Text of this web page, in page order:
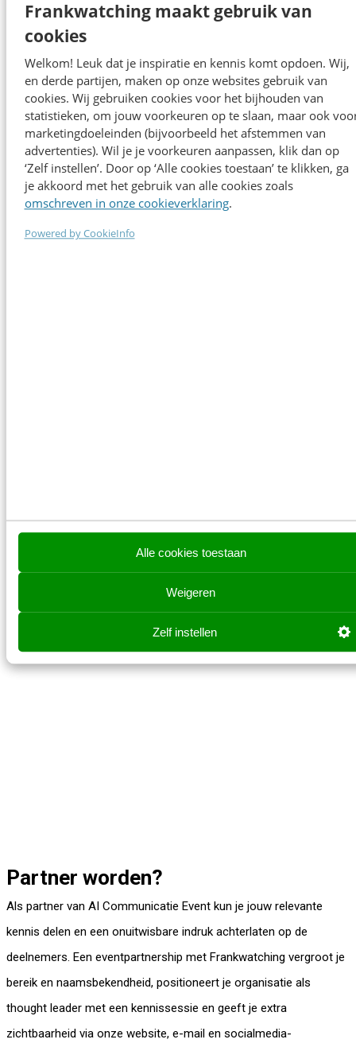
Frankwatching maakt gebruik van
cookies
Welkom! Leuk dat je inspiratie en kennis komt opdoen. Wij,
en derde partijen, maken op onze websites gebruik van
cookies. Wij gebruiken cookies voor het bijhouden van
statistieken, om jouw voorkeuren op te slaan, maar ook
marketingdoeleinden (bijvoorbeeld het afstemmen van
advertenties). Wil je je voorkeuren aanpassen, klik dan op
‘Zelf instellen’. Door op ‘Alle cookies toestaan’ te klikken, ga
je akkoord met het gebruik van alle cookies zoals
omschreven in onze cookieverklaring.
Powered by CookieInfo
Alle cookies toestaan
Weigeren
Zelf instellen
Sprekers editie 2025
Alle sprekers
Partner worden?
Als partner van AI Communicatie Event kun je jouw relevante
kennis delen en een onuitwisbare indruk achterlaten op de
deelnemers. Een eventpartnership met Frankwatching vergroot je
bereik en naamsbekendheid, positioneert je organisatie als
thought leader met een kennissessie en geeft je extra
zichtbaarheid via onze website, e-mail en socialmedia­